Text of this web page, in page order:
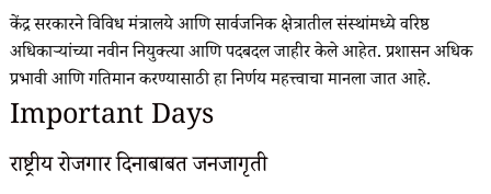
केंद्र सरकारने विविध मंत्रालये आणि सार्वजनिक क्षेत्रातील संस्थांमध्ये वरिष्ठ
अधिकाऱ्यांच्या नवीन नियुक्त्या आणि पदबदल जाहीर केले आहेत. प्रशासन अधिक
प्रभावी आणि गतिमान करण्यासाठी हा निर्णय महत्त्वाचा मानला जात आहे.
Important Days
राष्ट्रीय रोजगार दिनाबाबत जनजागृती